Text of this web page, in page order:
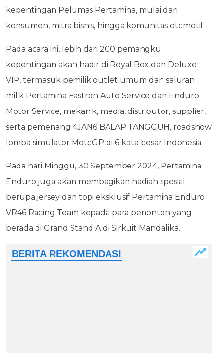
kepentingan Pelumas Pertamina, mulai dari
konsumen, mitra bisnis, hingga komunitas otomotif.
Pada acara ini, lebih dari 200 pemangku
kepentingan akan hadir di Royal Box dan Deluxe
VIP, termasuk pemilik outlet umum dan saluran
milik Pertamina Fastron Auto Service dan Enduro
Motor Service, mekanik, media, distributor, supplier,
serta pemenang 4JAN6 BALAP TANGGUH, roadshow
lomba simulator MotoGP di 6 kota besar Indonesia.
Pada hari Minggu, 30 September 2024, Pertamina
Enduro juga akan membagikan hadiah spesial
berupa jersey dan topi eksklusif Pertamina Enduro
VR46 Racing Team kepada para penonton yang
berada di Grand Stand A di Sirkuit Mandalika.